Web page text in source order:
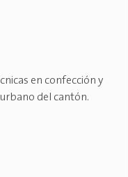
en confección y
del cantón.